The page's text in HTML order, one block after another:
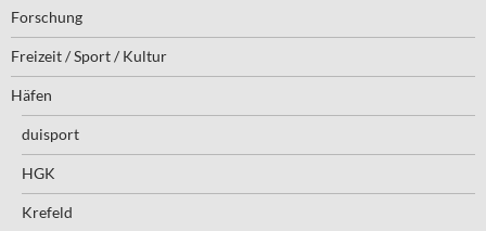
Forschung
Freizeit / Sport / Kultur
Häfen
duisport
HGK
Krefeld